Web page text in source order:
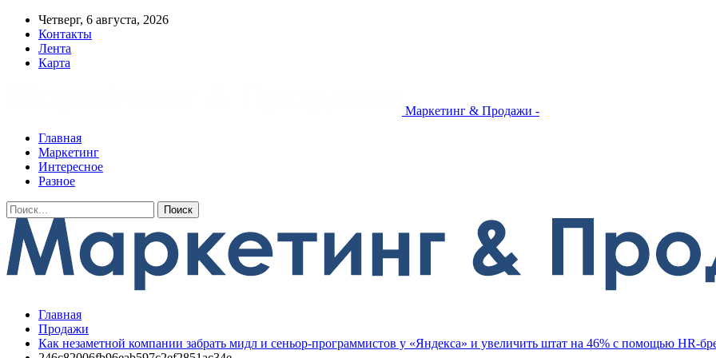
Четверг, 6 августа, 2026
Контакты
Лента
Карта
Маркетинг & Продажи -
Главная
Маркетинг
Интересное
Разное
Главная
Продажи
Как незаметной компании забрать мидл и сеньор-программистов у «Яндекса» и увеличить штат на 46% с помощью HR-